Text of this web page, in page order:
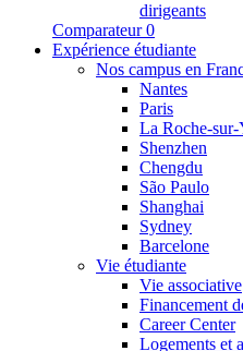
dirigeants
Comparateur 0
Expérience étudiante
Nos campus en
Nantes
Paris
La Roche-sur-
Shenzhen
Chengdu
São Paulo
Shanghai
Sydney
Barcelone
Vie étudiante
Vie associative
Financement
Career Center
Logements et